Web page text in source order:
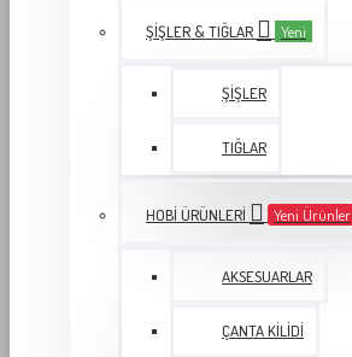
ŞIŞLER & TIĞLAR Yeni
ŞIŞLER
TIĞLAR
HOBI ÜRÜNLERI Yeni Ürünler
AKSESUARLAR
ÇANTA KILIDI